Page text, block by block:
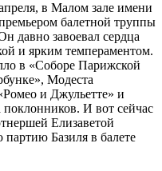
в Малом зале имени
балетной труппы
давно завоевал сердца
и ярким темпераментом.
в «Соборе Парижской
Модеста
и Джульетте» и
поклонников. И вот сейчас
Елизаветой
Базиля в балете